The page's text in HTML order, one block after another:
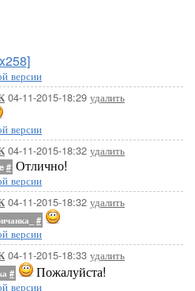
версии
04-11-2015-18:29 удалить
версии
04-11-2015-18:32 удалить
# Отлично!
версии
04-11-2015-18:32 удалить
#
версии
04-11-2015-18:33 удалить
# Пожалуйста!
версии